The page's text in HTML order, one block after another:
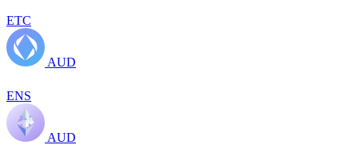
ETC
AUD
ENS
AUD